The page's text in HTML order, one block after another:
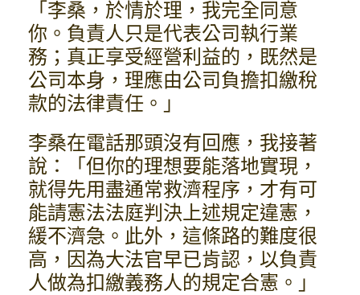
「李桑，於情於理，我完全同意
你。負責人只是代表公司執行業
務；真正享受經營利益的，既然是
公司本身，理應由公司負擔扣繳稅
款的法律責任。」
李桑在電話那頭沒有回應，我接著
說：「但你的理想要能落地實現，
就得先用盡通常救濟程序，才有可
能請憲法法庭判決上述規定違憲，
緩不濟急。此外，這條路的難度很
高，因為大法官早已肯認，以負責
人做為扣繳義務人的規定合憲。」